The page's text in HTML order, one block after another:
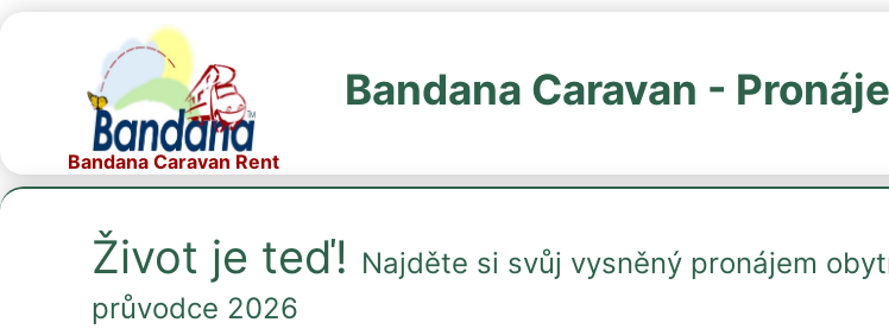
Bandana Caravan Rent
Bandana Caravan -
Život je teď! Najděte si svůj vysněný pronájem
průvodce 2026